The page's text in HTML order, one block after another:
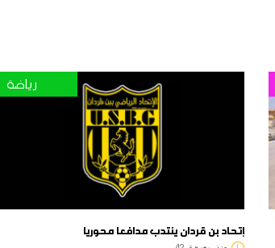
رياضة
إتحاد بن قردان ينتدب مدافعا محوريا